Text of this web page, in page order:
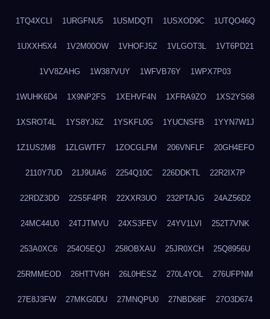
1TQ4XCLI 1URGFNU5 1USMDQTI 1USXOD9C 1UTQO46Q
1UXXH5X4 1V2M00OW 1VHOFJ5Z 1VLGOT3L 1VT6PD21
1VV8ZAHG 1W387VUY 1WFVB76Y 1WPX7P03
1WUHK6D4 1X9NP2FS 1XEHVF4N 1XFRA9ZO 1XS2YS68
1XSROT4L 1YS8YJ6Z 1YSKFL0G 1YUCNSFB 1YYN7W1J
1Z1US2M8 1ZLGWTF7 1ZOCGLFM 206VNFLF 20GH4EFO
2110Y7UD 21J9UIA6 2254Q10C 226DDKTL 22R2IX7P
22RDZ3DD 22S5F4PR 22XXR3UO 232PTAJG 24AZ56D2
24MC44U0 24TJTMVU 24XS3FEV 24YV1LVI 252T7VNK
253A0XC6 254O5EQJ 258OBXAU 25JR0XCH 25Q8956U
25RMMEOD 26HTTV6H 26L0HESZ 270L4YOL 276UFPNM
27E8J3FW 27MKG0DU 27MNQPU0 27NBD68F 27O3D674